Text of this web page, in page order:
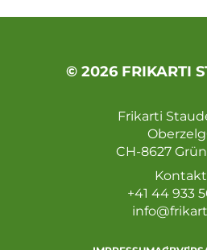
© 2026 FRIKARTI
Frikarti
CH-8627
Kontakt
+41 44 933